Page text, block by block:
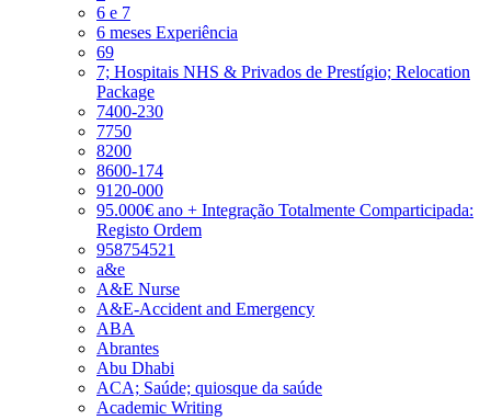
6 e 7
6 meses Experiência
69
7; Hospitais NHS & Privados de Prestígio; Relocation
Package
7400-230
7750
8200
8600-174
9120-000
95.000€ ano + Integração Totalmente Comparticipada:
Registo Ordem
958754521
a&e
A&E Nurse
A&E-Accident and Emergency
ABA
Abrantes
Abu Dhabi
ACA; Saúde; quiosque da saúde
Academic Writing